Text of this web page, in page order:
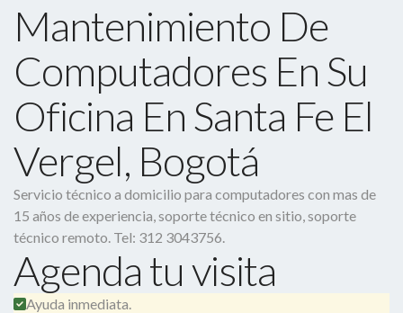
Mantenimiento De
Computadores En Su
Oficina En Santa Fe El
Vergel, Bogotá
Servicio técnico a domicilio para computadores con mas de
15 años de experiencia, soporte técnico en sitio, soporte
técnico remoto. Tel: 312 3043756.
Agenda tu visita
Ayuda inmediata.